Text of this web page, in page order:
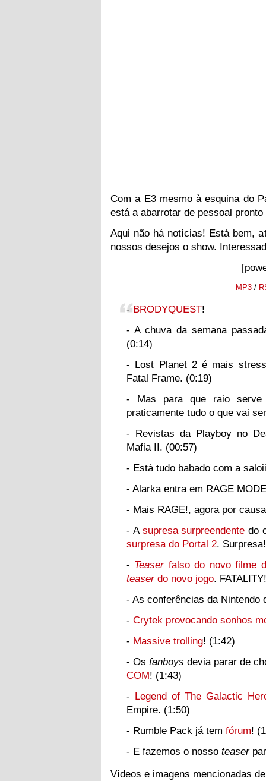
Com a E3 mesmo à esquina do
está a abarrotar de pessoal
Aqui não há notícias! Está bem,
nossos desejos o show.
MP3/
-BRODYQUEST!
- A chuva da semana
(0:14)
- Lost Planet 2 é mais
Fatal Frame. (0:19)
- Mas para que raio
praticamente tudo o que vai
- Revistas da Playboy no
Mafia II. (00:57)
- Está tudo babado com a
- Alarka entra em RAGE
- Mais RAGE!, agora por
- A supresa surpreendente do
surpresa do Portal 2.
- Teaserfalso do novo filme
teaserdo novo jogo.
- As conferências da
- Crytek provocando sonhos
- Massive trolling! (1:42)
- Os fanboys devia parar de
COM! (1:43)
- Legend of The Galactic
Empire. (1:50)
- Rumble Pack já tem fórum!
- E fazemos o nosso teaser
Vídeos e imagens mencionadas